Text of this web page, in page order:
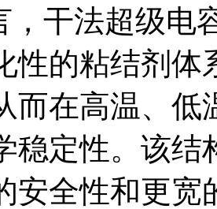
，干法超级电
性的粘结剂体
而在高温、低
稳定性。该结
安全性和更宽